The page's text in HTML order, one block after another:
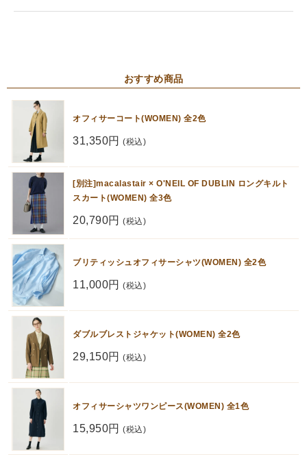
おすすめ商品
オフィサーコート(WOMEN) 全2色
31,350円 (税込)
[別注]macalastair × O'NEIL OF DUBLIN ロングキルト
スカート(WOMEN) 全3色
20,790円 (税込)
ブリティッシュオフィサーシャツ(WOMEN) 全2色
11,000円 (税込)
ダブルブレストジャケット(WOMEN) 全2色
29,150円 (税込)
オフィサーシャツワンピース(WOMEN) 全1色
15,950円 (税込)